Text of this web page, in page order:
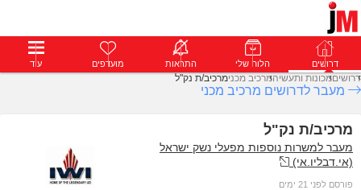
דרושים פרופילים הודעות פרימיום דרושים הלוח שלי התראות מועדפים עוד
דרושיםמכונות ותעשיהמרכיב מכנימרכיב/ת נק"ל
מעבר לדרושים מרכיב מכני
מרכיב/ת נק"ל
מעבר למשרות נוספות מפעלי נשק ישראל
(אי.דבליו.אי)
פורסם לפני 21 ימים